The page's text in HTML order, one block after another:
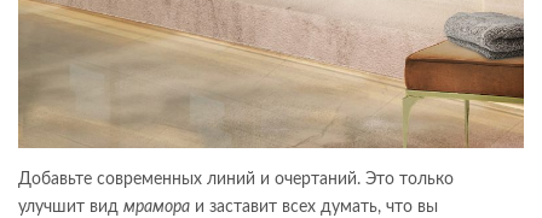
Добавьте современных линий и очертаний. Это только
улучшит вид мрамора и заставит всех думать, что вы